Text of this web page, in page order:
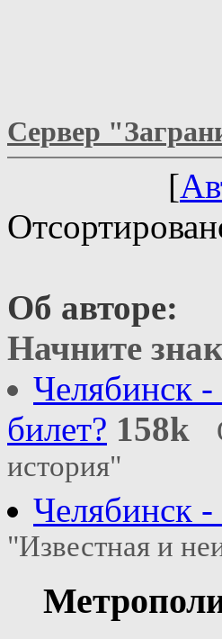
Сервер
[
Об авторе:
Начните
Челябинск -
билет? 158k
история"
Челябинск
"Известная и